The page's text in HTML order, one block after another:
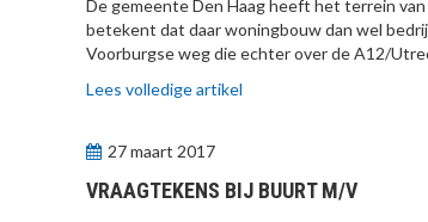
De gemeente Den Haag heeft het terrein
betekent dat daar woningbouw dan wel
Voorburgse weg die echter over de A12/
Lees volledige artikel
27 maart 2017
VRAAGTEKENS BIJ BUURT M/V